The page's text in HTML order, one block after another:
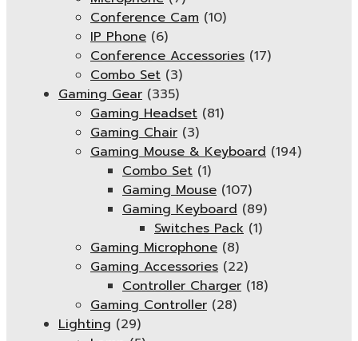
Conference Cam (10)
IP Phone (6)
Conference Accessories (17)
Combo Set (3)
Gaming Gear (335)
Gaming Headset (81)
Gaming Chair (3)
Gaming Mouse & Keyboard (194)
Combo Set (1)
Gaming Mouse (107)
Gaming Keyboard (89)
Switches Pack (1)
Gaming Microphone (8)
Gaming Accessories (22)
Controller Charger (18)
Gaming Controller (28)
Lighting (29)